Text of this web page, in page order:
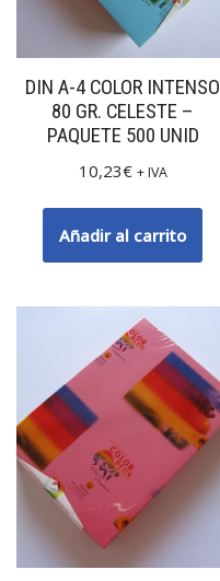
DIN A-4 COLOR INTENSO
80 GR. CELESTE –
PAQUETE 500 UNID
10,23€ + IVA
Añadir al carrito